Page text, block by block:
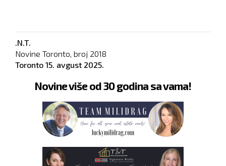
.N.T.
Novine Toronto, broj 2018
Toronto 15. avgust 2025.
Novine više od 30 godina sa vama!